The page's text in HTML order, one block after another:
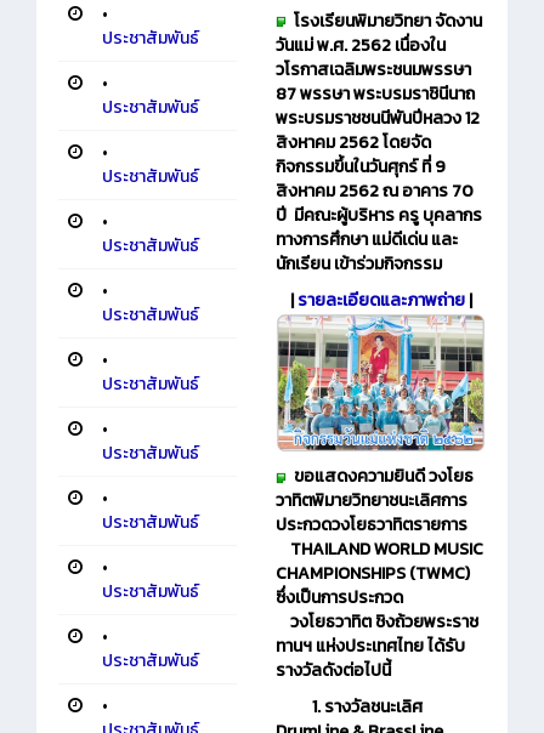
•
ประชาสัมพันธ์
•
ประชาสัมพันธ์
•
ประชาสัมพันธ์
•
ประชาสัมพันธ์
•
ประชาสัมพันธ์
•
ประชาสัมพันธ์
•
ประชาสัมพันธ์
•
ประชาสัมพันธ์
•
ประชาสัมพันธ์
•
ประชาสัมพันธ์
•
โรงเรียนพิมายวิทยา จัดงาน
วันแม่ พ.ศ. 2562 เนื่องใน
วโรกาสเฉลิมพระชนมพรรษา
87 พรรษา พระบรมราชินีนาถ
พระบรมราชชนนีพันปีหลวง 12
สิงหาคม 2562 โดยจัด
กิจกรรมขึ้นในวันศุกร์ ที่ 9
สิงหาคม 2562 ณ อาคาร 70
ปี มีคณะผู้บริหาร ครู บุคลากร
ทางการศึกษา แม่ดีเด่น และ
นักเรียน เข้าร่วมกิจกรรม
|รายละเอียดและภาพถ่าย|
ขอแสดงความยินดี วงโยธ
วาทิตพิมายวิทยาชนะเลิศการ
ประกวดวงโยธวาทิตรายการ
THAILAND WORLD MUSIC
CHAMPIONSHIPS (TWMC)
ซึ่งเป็นการประกวด
วงโยธวาทิต ชิงถ้วยพระราช
ทานฯ แห่งประเทศไทย ได้รับ
รางวัลดังต่อไปนี้
1. รางวัลชนะเลิศ